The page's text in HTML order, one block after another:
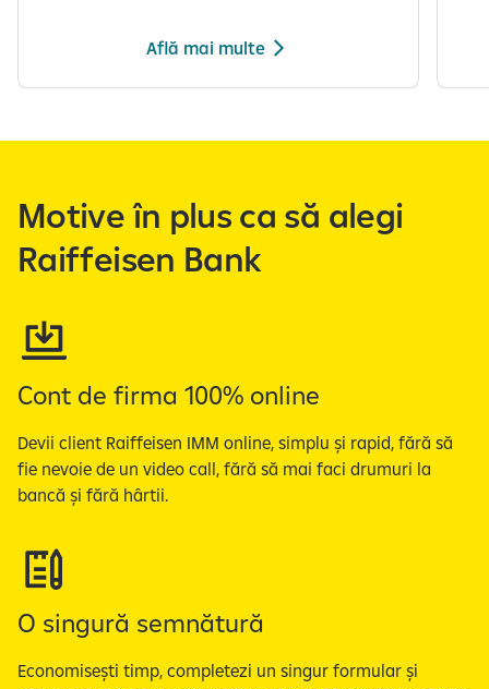
Află mai multe
i
ș
e
s
l
d
e
-
e
d
Motive în plus ca să alegi
Raiffeisen Bank
​Cont de firma 100% online
​Devii client Raiffeisen IMM online, simplu și rapid, fără să
fie nevoie de un video call, fără să mai faci drumuri la
bancă și fără hârtii.
​​O singură semnătură
​Economisești timp, completezi un singur formular și